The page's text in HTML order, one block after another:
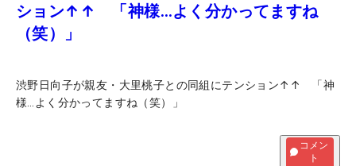
ション↑↑ 「神様…よく分かってますね
（笑）」
渋野日向子が親友・大里桃子との同組にテンション↑↑ 「神
様…よく分かってますね（笑）」
コメン
ト